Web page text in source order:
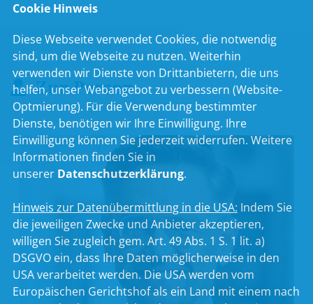
Zur Person
Cookie Hinweis
Diese Webseite verwendet Cookies, die notwendig
sind, um die Webseite zu nutzen. Weiterhin
verwenden wir Dienste von Drittanbietern, die uns
helfen, unser Webangebot zu verbessern (Website-
Optmierung). Für die Verwendung bestimmter
Dienste, benötigen wir Ihre Einwilligung. Ihre
Einwilligung können Sie jederzeit widerrufen. Weitere
Informationen finden Sie in
unserer Datenschutzerklärung.
Hinweis zur Datenübermittlung in die USA: Indem Sie
die jeweiligen Zwecke und Anbieter akzeptieren,
willigen Sie zugleich gem. Art. 49 Abs. 1 S. 1 lit. a)
DSGVO ein, dass Ihre Daten möglicherweise in den
USA verarbeitet werden. Die USA werden vom
Europäischen Gerichtshof als ein Land mit einem nach